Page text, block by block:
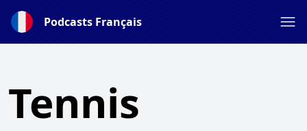
Podcasts Français
Tennis